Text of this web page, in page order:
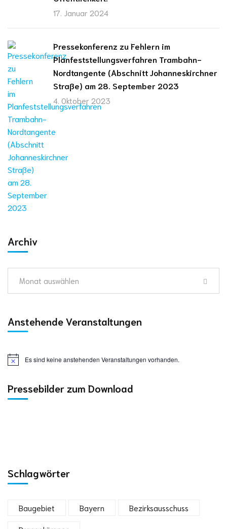
17. Januar 2024
Pressekonferenz zu Fehlern im
Planfeststellungsverfahren Trambahn-
Nordtangente (Abschnitt Johanneskirchner
Straße) am 28. September 2023
4. Oktober 2023
Archiv
Monat auswählen
Anstehende Veranstaltungen
Es sind keine anstehenden Veranstaltungen vorhanden.
Pressebilder zum Download
Schlagwörter
Baugebiet Bayern Bezirksausschuss